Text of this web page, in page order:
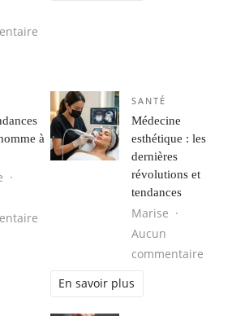
à
sur Les tendances mode homme à
SANTÉ
Médecine
esthétique : les
dernières
révolutions et
tendances
Marise
Aucun
commentaire
En savoir plus